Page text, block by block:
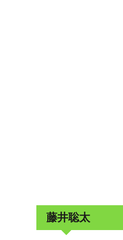
藤井聡太